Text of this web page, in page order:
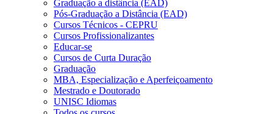
Graduação a distância (EAD)
Pós-Graduação a Distância (EAD)
Cursos Técnicos - CEPRU
Cursos Profissionalizantes
Educar-se
Cursos de Curta Duração
Graduação
MBA, Especialização e Aperfeiçoamento
Mestrado e Doutorado
UNISC Idiomas